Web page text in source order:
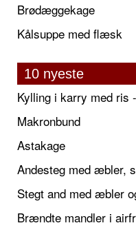
Brødæggekage
Kålsuppe med flæsk
10 nyeste
Kylling i karry med
Makronbund
Astakage
Stegt and med æbler
Brændte mandler i